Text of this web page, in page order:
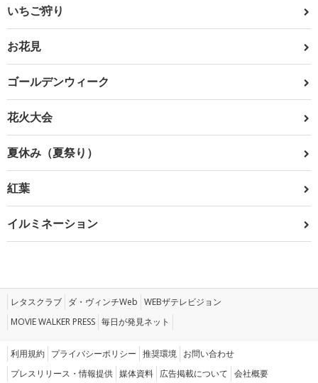
いちご狩り
お花見
ゴールデンウィーク
花火大会
夏休み（夏祭り）
紅葉
イルミネーション
レタスクラブ ダ・ヴィンチWeb WEBザテレビジョン
MOVIE WALKER PRESS 毎日が発見ネット
利用規約 プライバシーポリシー 推奨環境 お問い合わせ
プレスリリース・情報提供 媒体資料 広告掲載について 会社概要